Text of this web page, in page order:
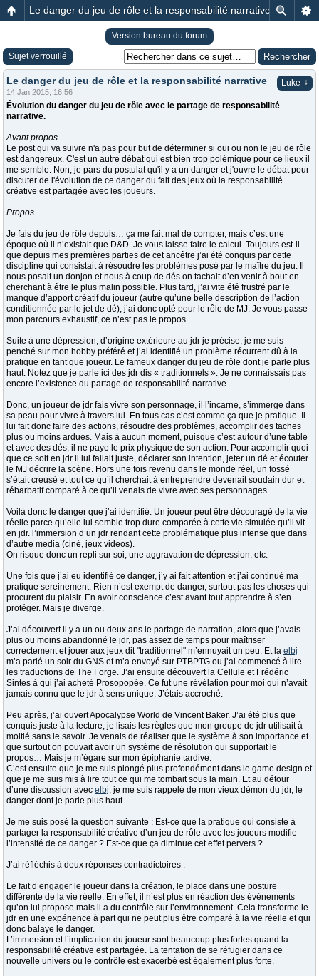
Le danger du jeu de rôle et la responsabilité narrative
Version bureau du forum
Sujet verrouillé
Luke ↓
Le danger du jeu de rôle et la responsabilité narrative
14 Jan 2015, 16:56
Évolution du danger du jeu de rôle avec le partage de responsabilité
narrative.
Avant propos
Le post qui va suivre n'a pas pour but de déterminer si oui ou non le jeu de rôle
est dangereux. C'est un autre débat qui est bien trop polémique pour ce lieux il
me semble. Non, je pars du postulat qu'il y a un danger et j'ouvre le débat pour
discuter de l'évolution de ce danger du fait des jeux où la responsabilité
créative est partagée avec les joueurs.
Propos
Je fais du jeu de rôle depuis… ça me fait mal de compter, mais c’est une
époque où il n’existait que D&D. Je vous laisse faire le calcul. Toujours est-il
que depuis mes premières parties de cet ancêtre j’ai été conquis par cette
discipline qui consistait à résoudre les problèmes posé par le maître du jeu. Il
nous posait un donjon et nous à coup de dés on tachait d’en venir à bout en
cherchant à être le plus malin possible. Plus tard, j’ai vite été frustré par le
manque d’apport créatif du joueur (autre qu’une belle description de l’action
conditionnée par le jet de dé), j’ai donc opté pour le rôle de MJ. Je vous passe
mon parcours exhaustif, ce n’est pas le propos.
Suite à une dépression, d’origine extérieure au jdr je précise, je me suis
penché sur mon hobby préféré et j’ai identifié un problème récurrent dû à la
pratique en tant que joueur. Le fameux danger du jeu de rôle dont je parle plus
haut. Notez que je parle ici des jdr dis « traditionnels ». Je ne connaissais pas
encore l’existence du partage de responsabilité narrative.
Donc, un joueur de jdr fais vivre son personnage, il l’incarne, s’immerge dans
sa peau pour vivre à travers lui. En tous cas c’est comme ça que je pratique. Il
lui fait donc faire des actions, résoudre des problèmes, accomplir des taches
plus ou moins ardues. Mais à aucun moment, puisque c’est autour d’une table
et avec des dés, il ne paye le prix physique de son action. Pour accomplir quoi
que ce soit en jdr il lui fallait juste, déclarer son intention, jeter un dé et écouter
le MJ décrire la scène. Hors une fois revenu dans le monde réel, un fossé
s’était creusé et tout ce qu’il cherchait à entreprendre devenait soudain dur et
rébarbatif comparé à ce qu’il venais de vivre avec ses personnages.
Voilà donc le danger que j’ai identifié. Un joueur peut être découragé de la vie
réelle parce qu’elle lui semble trop dure comparée à cette vie simulée qu’il vit
en jdr. l’immersion d’un jdr rendant cette problématique plus intense que dans
d’autre media (ciné, jeux videos).
On risque donc un repli sur soi, une aggravation de dépression, etc.
Une fois que j’ai eu identifié ce danger, j’y ai fait attention et j’ai continué ma
pratique sereinement. Rien n’est exempt de danger, surtout pas les choses qui
procurent du plaisir. En avoir conscience c’est avant tout apprendre à s’en
protéger. Mais je diverge.
J’ai découvert il y a un ou deux ans le partage de narration, alors que j’avais
plus ou moins abandonné le jdr, pas assez de temps pour maîtriser
correctement et jouer aux jeux dit "traditionnel" m’ennuyait un peu. Et la elbj
m’a parlé un soir du GNS et m’a envoyé sur PTBPTG ou j’ai commencé à lire
les traductions de The Forge. J’ai ensuite découvert la Cellule et Frédéric
Sintes à qui j’ai acheté Prosopopée. Ce fut une révélation pour moi qui n’avait
jamais connu que le jdr à sens unique. J’étais accroché.
Peu après, j’ai ouvert Apocalypse World de Vincent Baker. J’ai été plus que
conquis juste à la lecture, je lisais les règles que mon groupe de jdr utilisait à
moitié sans le savoir. Je venais de réaliser que le système à son importance et
que surtout on pouvait avoir un système de résolution qui supportait le
propos… Mais je m’égare sur mon épiphanie tardive.
C’est ensuite que je me suis plongé plus profondément dans le game design et
que je me suis mis à lire tout ce qui me tombait sous la main. Et au détour
d’une discussion avec elbj, je me suis rappelé de mon vieux démon du jdr, le
danger dont je parle plus haut.
Je me suis posé la question suivante : Est-ce que la pratique qui consiste à
partager la responsabilité créative d’un jeu de rôle avec les joueurs modifie
l’intensité de ce danger ? Est-ce que ça diminue cet effet pervers ?
J’ai réfléchis à deux réponses contradictoires :
Le fait d’engager le joueur dans la création, le place dans une posture
différente de la vie réelle. En effet, il n’est plus en réaction des évènements
qu’on lui propose mais il a du contrôle sur l’environnement. Cela transforme le
jdr en une expérience à part qui ne peut plus être comparé à la vie réelle et qui
donc balaye le danger.
L’immersion et l’implication du joueur sont beaucoup plus fortes quand la
responsabilité créative est partagée. La tentation de se réfugier dans ce
nouvelle univers ou le contrôle est exacerbé est également plus forte.